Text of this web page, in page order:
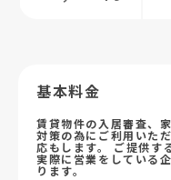
基本料金
賃貸物件の入居審査、
対策の為にご利用いた
応もします。 ご提供す
実際に営業をしている
ります。